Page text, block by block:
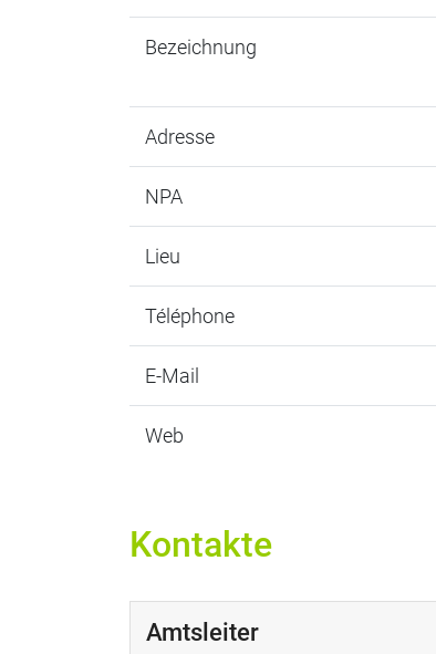
Bezeichnung
Adresse
NPA
Lieu
Téléphone
E-Mail
Web
Kontakte
Amtsleiter